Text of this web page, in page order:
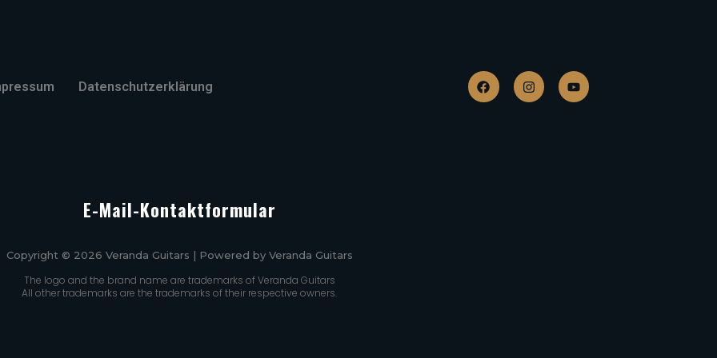
Datenschutzerklärung
E-Mail-Kontaktformular
Copyright © 2026 Veranda Guitars | Powered by Veranda Guitars
The logo and the brand name are trademarks of Veranda Guitars
All other trademarks are the trademarks of their respective owners.